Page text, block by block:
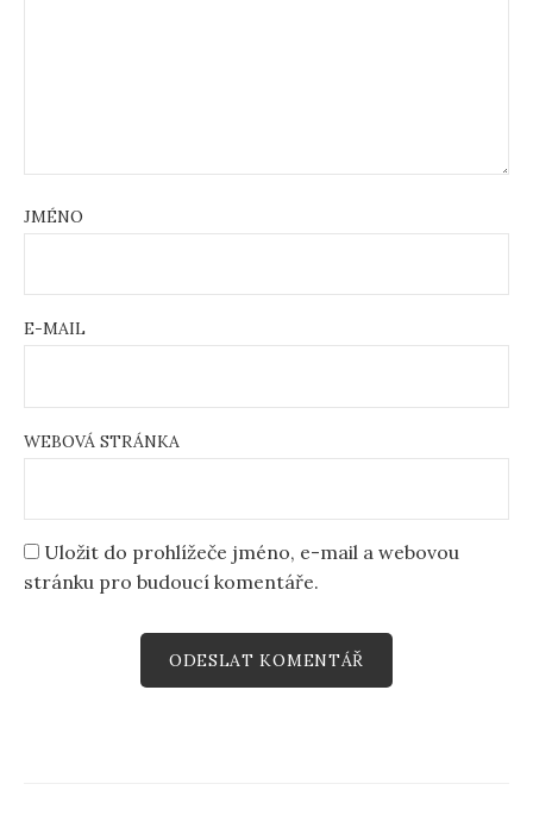
JMÉNO
E-MAIL
WEBOVÁ STRÁNKA
Uložit do prohlížeče jméno, e-mail a webovou
stránku pro budoucí komentáře.